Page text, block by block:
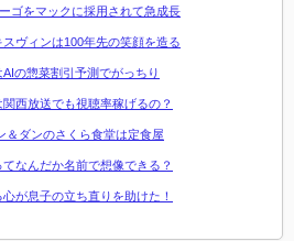
ゴをマックに採用されて急成長
ヴィンは100年先の笑顔を造る
の惣菜割引予測でがっちり
西放送でも視聴率稼げるの？
＆ダンのさくら食堂は定食屋
なんだか名前で想像できる？
が息子の立ち直りを助けた！